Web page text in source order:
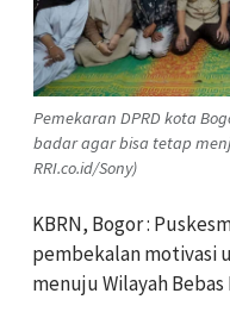
Pemekaran DPRD kota
badar agar bisa tetap
RRI.co.id/Sony)
KBRN, Bogor :
pembekalan motivasi
menuju Wilayah Bebas